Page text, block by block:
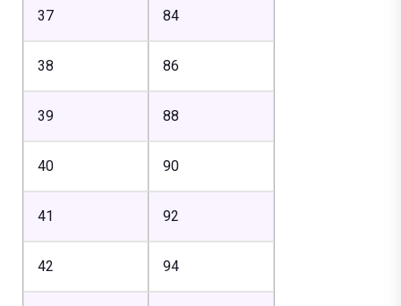
37 84
38 86
39 88
40 90
41 92
42 94